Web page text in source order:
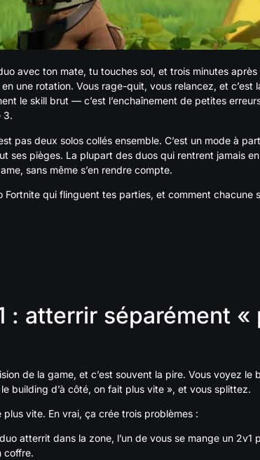
avec ton mate, tu touches sol, et trois minutes
une rotation. Vous rage-quit, vous relancez, et c’est
le skill brut — c’est l’enchaînement de petites
3.
pas deux solos collés ensemble. C’est un mode à
ses pièges. La plupart des duos qui rentrent jamais
sans même s’en rendre compte.
Fortnite qui flinguent tes parties, et comment chacune
: atterrir séparément
de la game, et c’est souvent la pire. Vous voyez le
building d’à côté, on fait plus vite », et vous splittez.
plus vite. En vrai, ça crée trois problèmes :
atterrit dans la zone, l’un de vous se mange un 2v1
coffre.